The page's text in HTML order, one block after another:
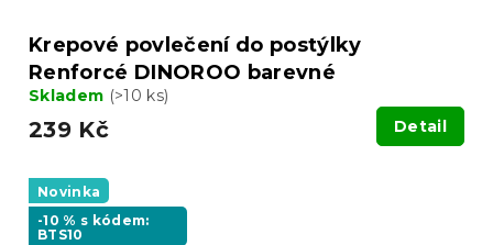
Krepové povlečení do postýlky
Renforcé DINOROO barevné
Skladem (>10 ks)
239 Kč Detail
Novinka
-10 % s kódem:
BTS10